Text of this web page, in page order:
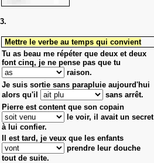
3.
Mettre le verbe au temps qui convient
Tu as beau me répéter que deux et deux
font cinq, je ne pense pas que tu
raison.
Je suis sortie sans parapluie aujourd'hui
alors qu'il
sans arrêt.
Pierre est content que son copain
le voir, il avait un secret
à lui confier.
Il est tard, je veux que les enfants
prendre leur douche
tout de suite.